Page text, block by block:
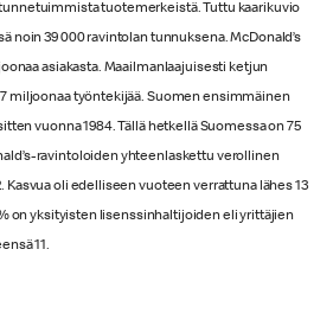
tunnetuimmista tuotemerkeistä. Tuttu kaarikuvio
noin 39 000 ravintolan tunnuksena. McDonald’s
asiakasta. Maailmanlaajuisesti ketjun
miljoonaa työntekijää. Suomen ensimmäinen
vuonna 1984. Tällä hetkellä Suomessa on 75
ravintoloiden yhteenlaskettu verollinen
Kasvua oli edelliseen vuoteen verrattuna lähes 13
on yksityisten lisenssinhaltijoiden eli yrittäjien
11.